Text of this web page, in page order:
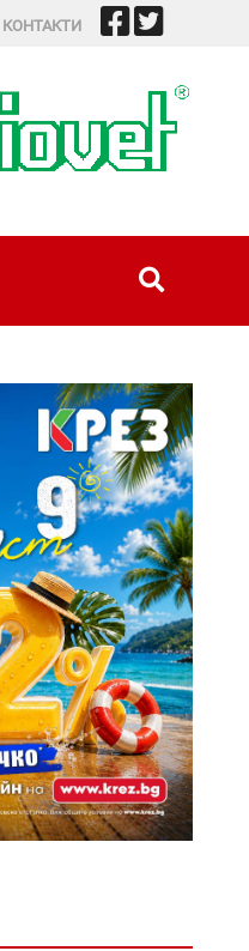
КОНТАКТИ